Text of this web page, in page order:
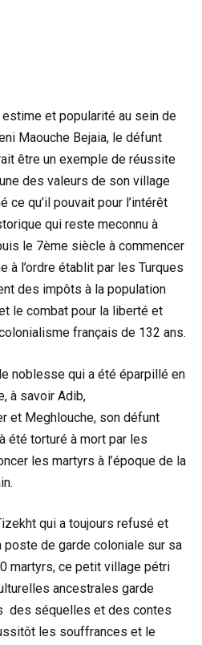
estime et popularité au sein de
Maouche Bejaia, le défunt
être un exemple de réussite
des valeurs de son village
ce qu’il pouvait pour l’intérêt
qui reste meconnu à
le 7ème siècle à commencer
à l’ordre établit par les Turques
des impôts à la population
le combat pour la liberté et
français de 132 ans.
noblesse qui a été éparpillé en
à savoir Adib,
et Meghlouche, son défunt
été torturé à mort par les
les martyrs à l’époque de la
qui a toujours refusé et
poste de garde coloniale sur sa
martyrs, ce petit village pétri
ancestrales garde
des séquelles et des contes
les souffrances et le